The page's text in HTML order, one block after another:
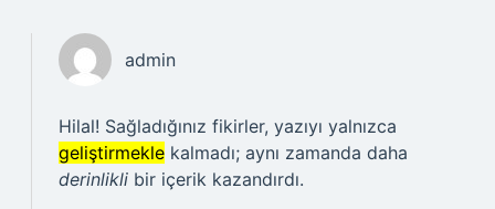
admin
Hilal! Sağladığınız fikirler, yazıyı yalnızca
geliştirmekle kalmadı; aynı zamanda daha
derinlikli bir içerik kazandırdı.